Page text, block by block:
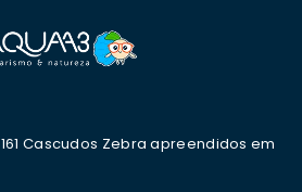
161 Cascudos Zebra apreendidos em